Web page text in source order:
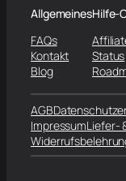
Allgemeines
FAQs
Kontakt
Blog
Hilfe-
Status
AGB
ImpressumLiefer-